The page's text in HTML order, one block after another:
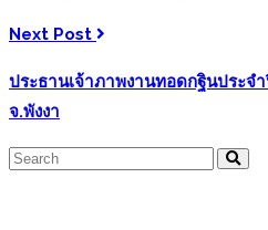
Next Post
ประธานเจ้าภาพงานทอดกฐินประ
จ.พังงา